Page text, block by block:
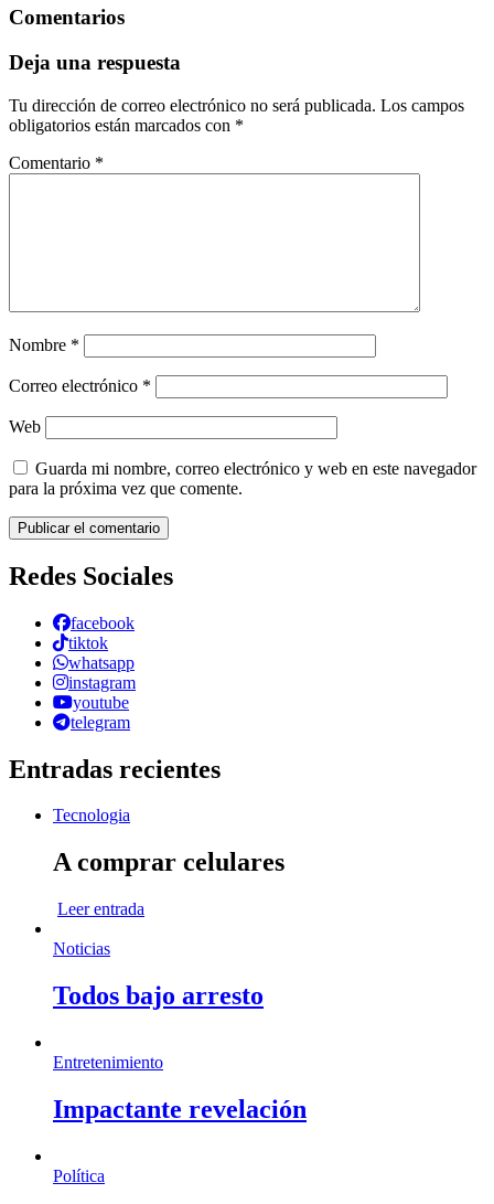
Comentarios
Deja una respuesta
Tu dirección de correo electrónico no será publicada. Los campos
obligatorios están marcados con *
Comentario *
Nombre *
Correo electrónico *
Web
Guarda mi nombre, correo electrónico y web en este navegador
para la próxima vez que comente.
Redes Sociales
facebook
tiktok
whatsapp
instagram
youtube
telegram
Entradas recientes
Tecnologia
A comprar celulares
Leer entrada
Noticias
Todos bajo arresto
Entretenimiento
Impactante revelación
Política